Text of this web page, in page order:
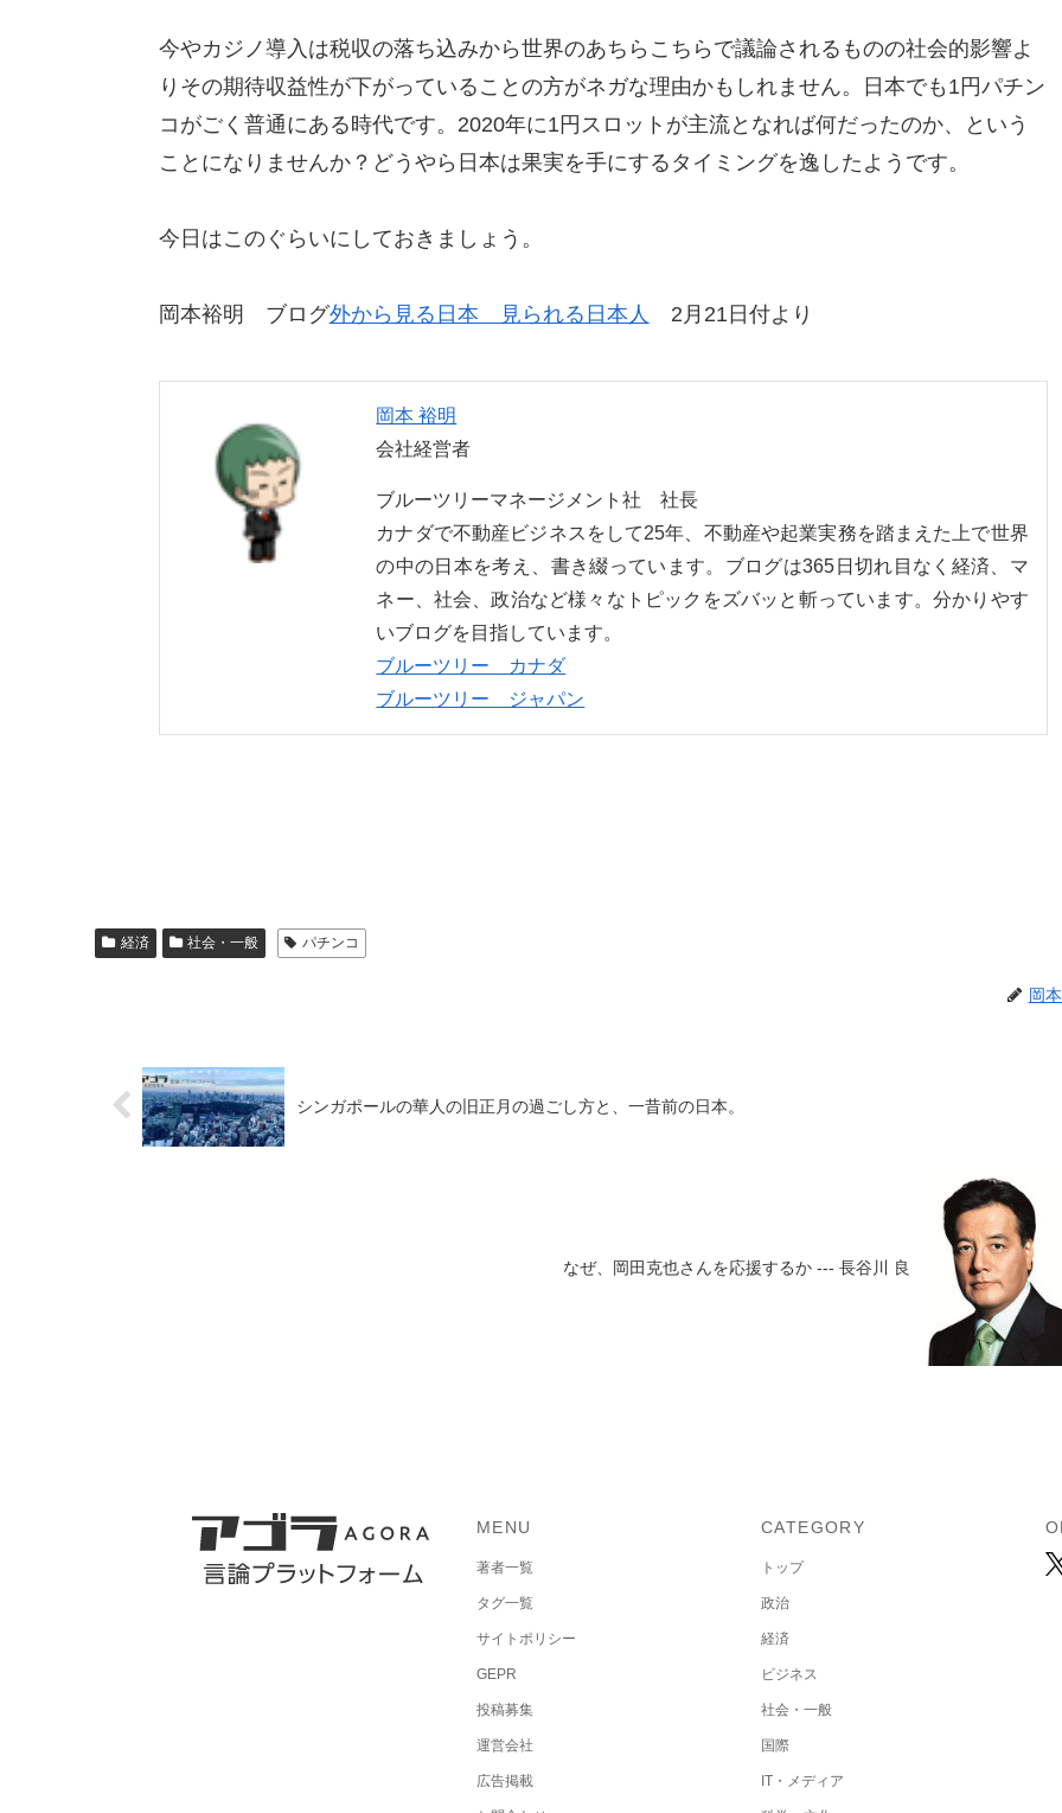
今やカジノ導入は税収の落ち込みから世界のあちらこちらで議論されるものの社会的影響よ
りその期待収益性が下がっていることの方がネガな理由かもしれません。日本でも1円パチン
コがごく普通にある時代です。2020年に1円スロットが主流となれば何だったのか、という
ことになりませんか？どうやら日本は果実を手にするタイミングを逸したようです。
今日はこのぐらいにしておきましょう。
岡本裕明 ブログ外から見る日本 見られる日本人 2月21日付より
岡本 裕明
会社経営者
ブルーツリーマネージメント社 社長
カナダで不動産ビジネスをして25年、不動産や起業実務を踏まえた上で世界
の中の日本を考え、書き綴っています。ブログは365日切れ目なく経済、マ
ネー、社会、政治など様々なトピックをズバッと斬っています。分かりやす
いブログを目指しています。
ブルーツリー カナダ
ブルーツリー ジャパン
経済 社会・一般 パチンコ
岡
シンガポールの華人の旧正月の過ごし方と、一昔前の日本。
なぜ、岡田克也さんを応援するか --- 長谷川 良
MENU
著者一覧
タグ一覧
サイトポリシー
GEPR
投稿募集
運営会社
広告掲載
CATEGORY
トップ
政治
経済
ビジネス
社会・一般
国際
IT・メディア